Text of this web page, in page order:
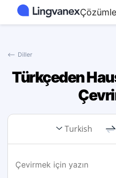
⟵ Diller
Türkçeden
Turkish